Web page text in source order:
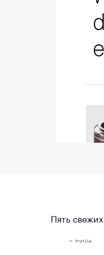
Пять